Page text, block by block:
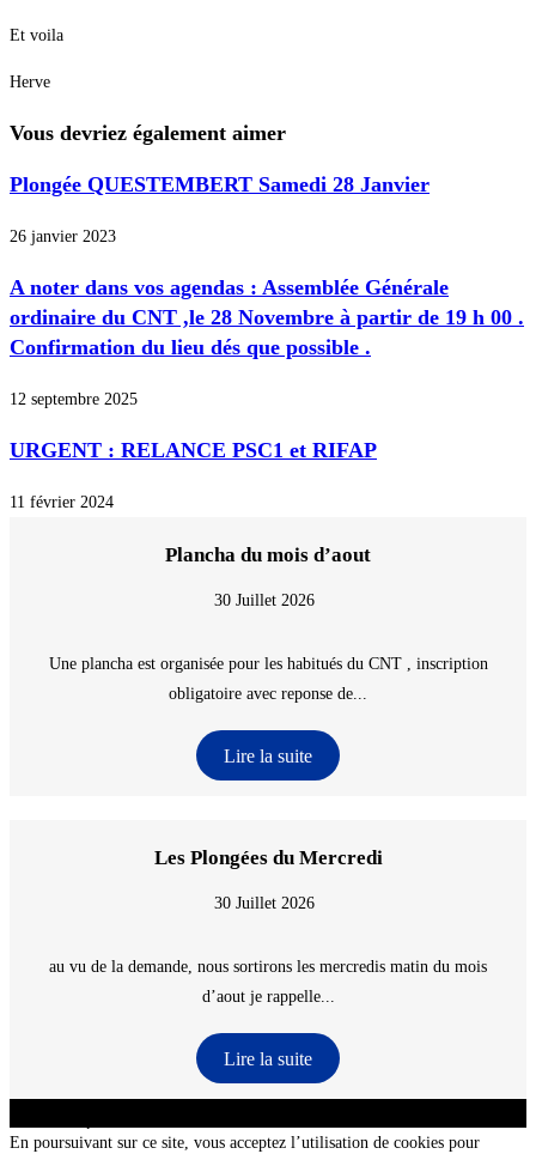
Et voila
Herve
Vous devriez également aimer
Plongée QUESTEMBERT Samedi 28 Janvier
26 janvier 2023
A noter dans vos agendas : Assemblée Générale
ordinaire du CNT ,le 28 Novembre à partir de 19 h 00 .
Confirmation du lieu dés que possible .
12 septembre 2025
URGENT : RELANCE PSC1 et RIFAP
11 février 2024
Plancha du mois d’aout
30 Juillet 2026
Une plancha est organisée pour les habitués du CNT , inscription
obligatoire avec reponse de...
Lire la suite
Les Plongées du Mercredi
30 Juillet 2026
au vu de la demande, nous sortirons les mercredis matin du mois
d’aout je rappelle...
Lire la suite
En poursuivant sur ce site, vous acceptez l’utilisation de cookies pour